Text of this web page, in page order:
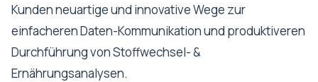
Kunden neuartige und innovative Wege zur
einfacheren Daten-Kommunikation und produktiveren
Durchführung von Stoffwechsel- &
Ernährungsanalysen.